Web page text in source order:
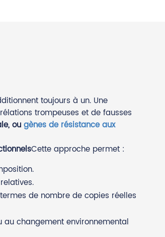
toujours à un. Une
trompeuses et de fausses
ougènes de résistance aux
Cette approche permet :
de nombre de copies réelles
changement environnemental